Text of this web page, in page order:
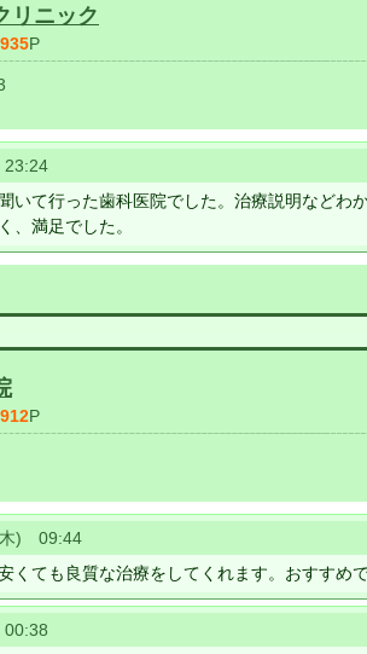
リニック
P
いて行った歯科医院でした。治療説明などわ
、満足でした。
P
) 09:44
くても良質な治療をしてくれます。おすすめで